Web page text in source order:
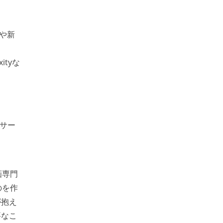
新
な
ー
門
作
え
こ